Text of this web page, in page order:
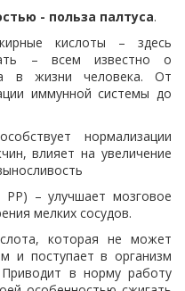
- польза палтуса.
кислоты – здесь
– всем известно о
в жизни человека. От
иммунной системы до
нормализации
влияет на увеличение
РР) – улучшает мозговое
мелких сосудов.
которая не может
и поступает в организм
в норму работу